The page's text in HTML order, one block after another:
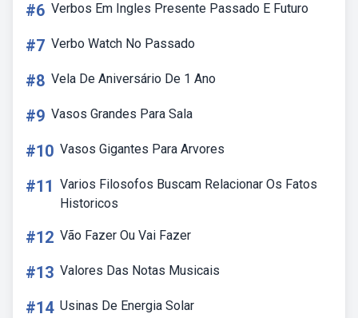
#6 Verbos Em Ingles Presente Passado E Futuro
#7 Verbo Watch No Passado
#8 Vela De Aniversário De 1 Ano
#9 Vasos Grandes Para Sala
#10 Vasos Gigantes Para Arvores
#11 Varios Filosofos Buscam Relacionar Os Fatos
Historicos
#12 Vão Fazer Ou Vai Fazer
#13 Valores Das Notas Musicais
#14 Usinas De Energia Solar